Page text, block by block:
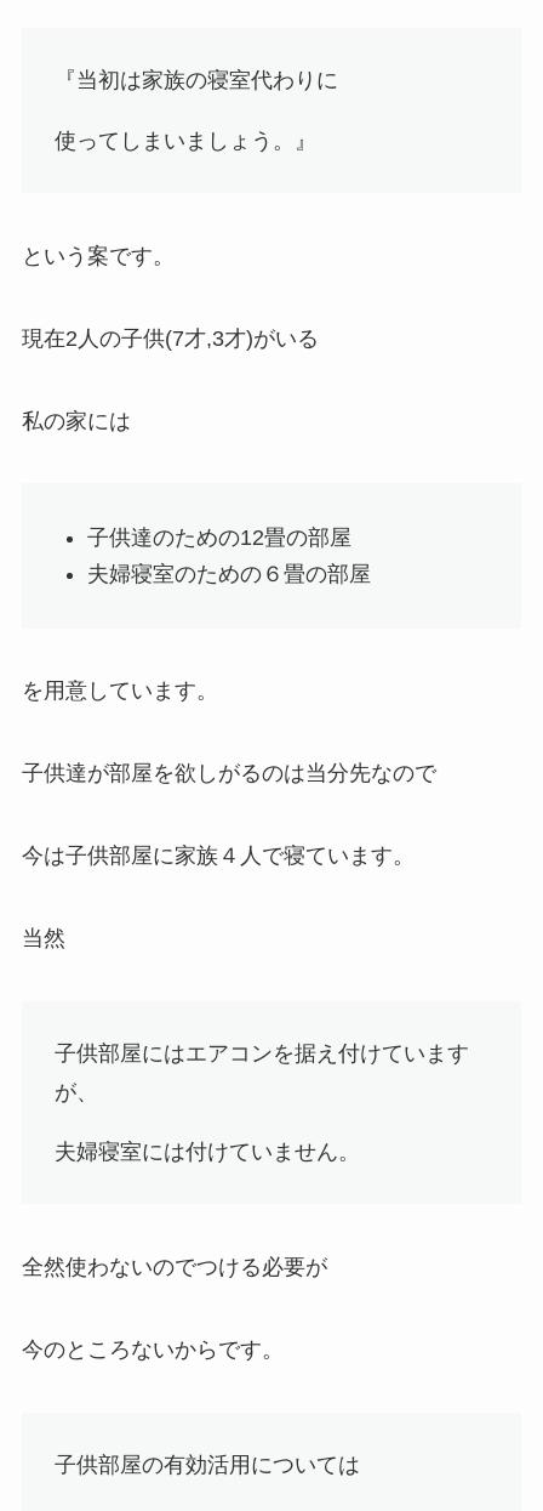
『当初は家族の寝室代わりに
使ってしまいましょう。 』
という案です。
現在2人の子供(7才,3才)がいる
私の家には
子供達のための12畳の部屋
夫婦寝室のための６畳の部屋
を用意しています。
子供達が部屋を欲しがるのは当分先なので
今は子供部屋に家族４人で寝ています。
当然
子供部屋にはエアコンを据え付けています
が、
夫婦寝室には付けていません。
全然使わないのでつける必要が
今のところないからです。
子供部屋の有効活用については